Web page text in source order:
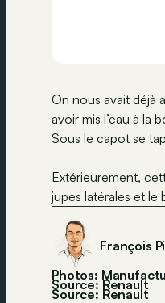
On nous avait déjà
avoir mis l’eau à la
Sous le capot se
Extérieurement,
jupes latérales et le
François
Photos:
Source: Renault
Source: Renault